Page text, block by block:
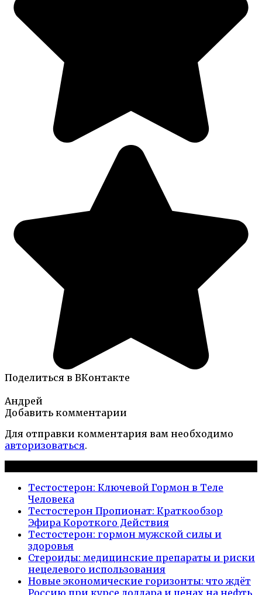
Поделиться в ВКонтакте
Андрей
Добавить комментарии
Для отправки комментария вам необходимо
авторизоваться.
Тестостерон: Ключевой Гормон в Теле
Человека
Тестостерон Пропионат: Краткообзор
Эфира Короткого Действия
Тестостерон: гормон мужской силы и
здоровья
Стероиды: медицинские препараты и риски
нецелевого использования
Новые экономические горизонты: что ждёт